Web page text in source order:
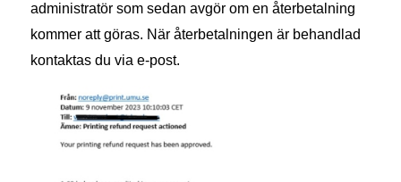
administratör som sedan avgör om en återbetalning
kommer att göras. När återbetalningen är behandlad
kontaktas du via e-post.